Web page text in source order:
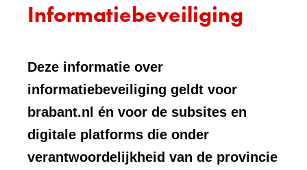
Informatiebeveiliging
Deze informatie over
informatiebeveiliging geldt voor
brabant.nl én voor de subsites en
digitale platforms die onder
verantwoordelijkheid van de provincie